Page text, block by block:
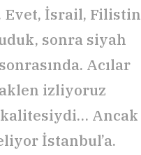
Evet, İsrail, Filistin
sonra siyah
Acılar
izliyoruz
kalitesiydi… Ancak
İstanbul’a.